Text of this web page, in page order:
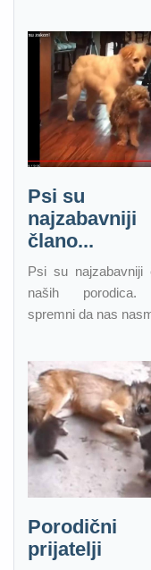
Psi su
najzabavniji
člano...
Psi su najzabavniji
naših porodica.
spremni da nas
Porodični
prijatelji